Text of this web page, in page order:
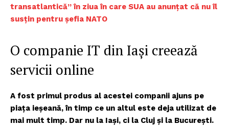
transatlantică” în ziua în care SUA au anunțat că nu îl
susțin pentru șefia NATO
O companie IT din Iași creează
servicii online
A fost primul produs al acestei companii ajuns pe
piaţa ieşeană, în timp ce un altul este deja utilizat de
mai mult timp. Dar nu la Iaşi, ci la Cluj şi la Bucureşti.